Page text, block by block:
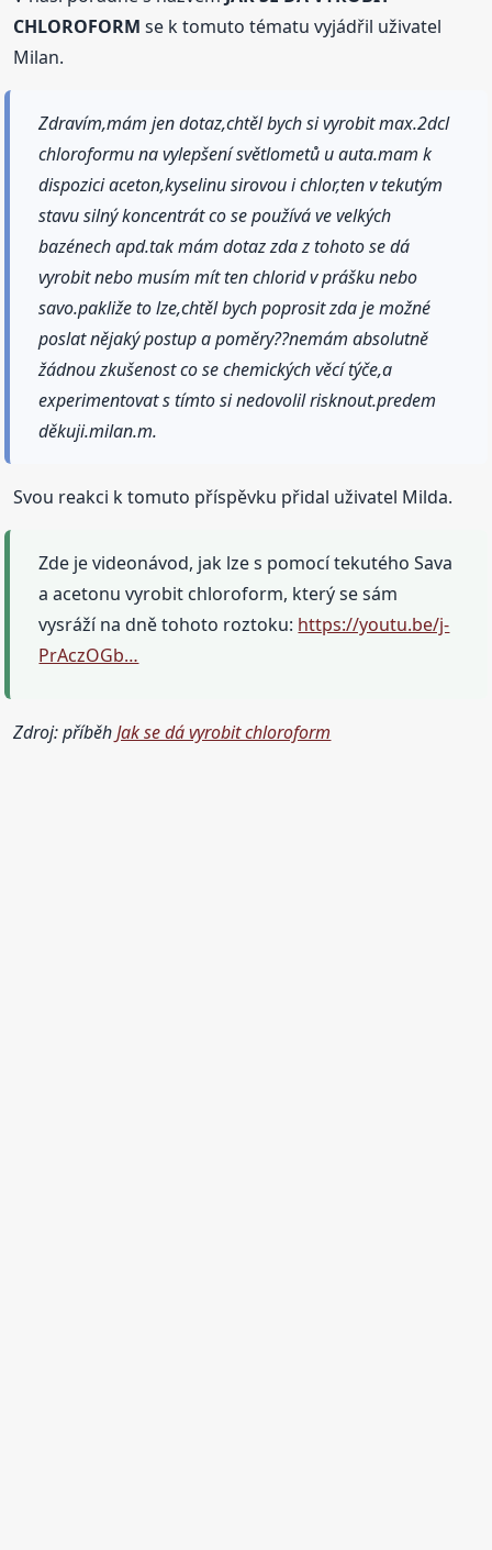
CHLOROFORM se k tomuto tématu vyjádřil uživatel
Milan.
Zdravím,mám jen dotaz,chtěl bych si vyrobit max.2dcl
chloroformu na vylepšení světlometů u auta.mam k
dispozici aceton,kyselinu sirovou i chlor,ten v tekutým
stavu silný koncentrát co se používá ve velkých
bazénech apd.tak mám dotaz zda z tohoto se dá
vyrobit nebo musím mít ten chlorid v prášku nebo
savo.pakliže to lze,chtěl bych poprosit zda je možné
poslat nějaký postup a poměry??nemám absolutně
žádnou zkušenost co se chemických věcí týče,a
experimentovat s tímto si nedovolil risknout.predem
děkuji.milan.m.
Svou reakci k tomuto příspěvku přidal uživatel Milda.
Zde je videonávod, jak lze s pomocí tekutého Sava
a acetonu vyrobit chloroform, který se sám
vysráží na dně tohoto roztoku: https://youtu.be/j-
PrAczOGb…
Zdroj: příběhJak se dá vyrobit chloroform